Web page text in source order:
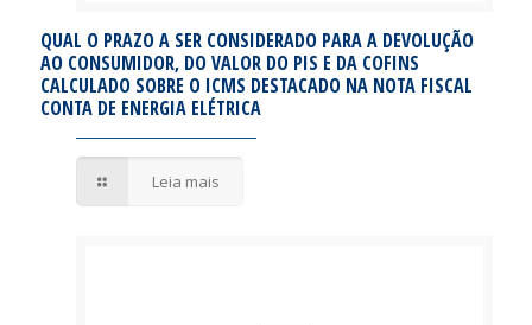
QUAL O PRAZO A SER CONSIDERADO PARA A DEVOLUÇÃO
AO CONSUMIDOR, DO VALOR DO PIS E DA COFINS
CALCULADO SOBRE O ICMS DESTACADO NA NOTA FISCAL
CONTA DE ENERGIA ELÉTRICA
Leia mais